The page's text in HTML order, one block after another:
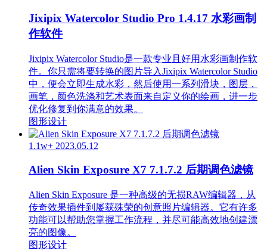
Jixipix Watercolor Studio Pro 1.4.17 水彩画制
作软件
Jixipix Watercolor Studio是一款专业且好用水彩画制作软
件。你只需将要转换的图片导入Jixipix Watercolor Studio
中，便会立即生成水彩，然后使用一系列滑块，图层，
画笔，颜色洗涤和艺术表面来自定义你的绘画，进一步
优化修复到你满意的效果。
图形设计
1.1w+ 2023.05.12
Alien Skin Exposure X7 7.1.7.2 后期调色滤镜
Alien Skin Exposure 是一种高级的无损RAW编辑器，从
传奇效果插件到屡获殊荣的创意照片编辑器。它有许多
功能可以帮助您掌握工作流程，并尽可能高效地创建漂
亮的图像。
图形设计